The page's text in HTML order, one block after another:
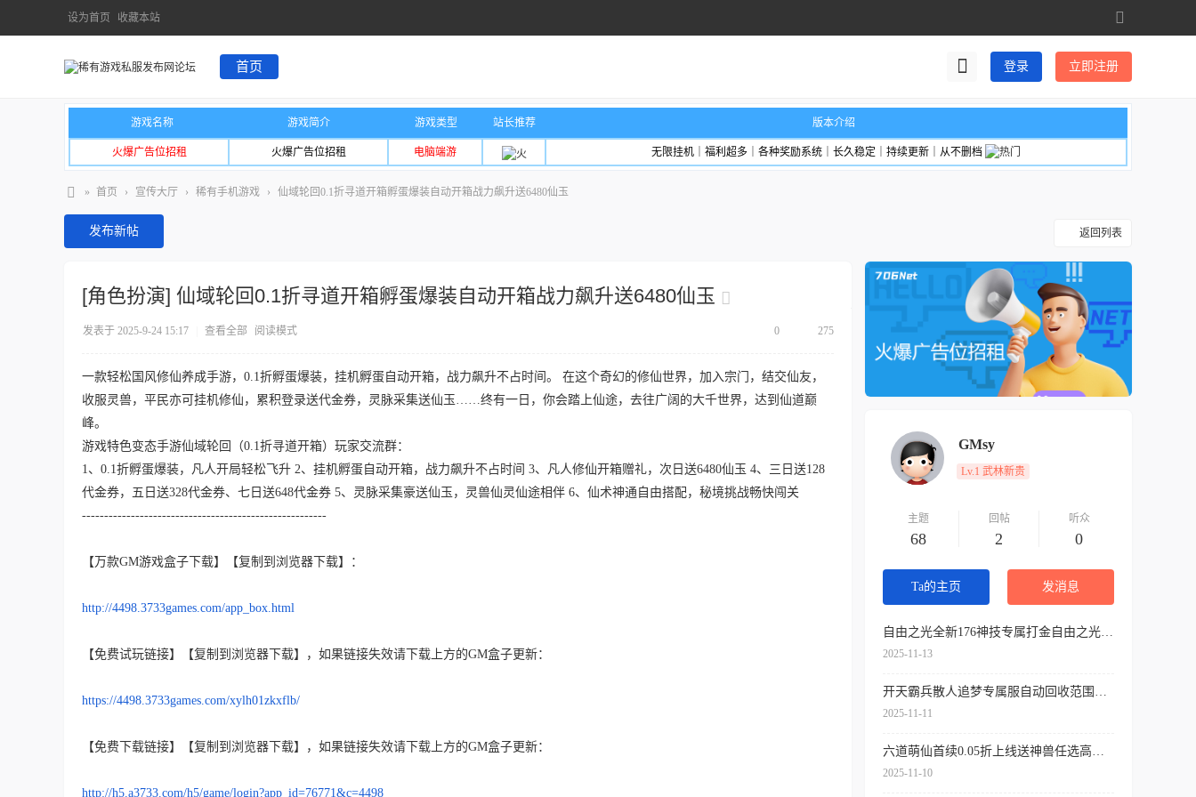
设为首页 收藏本站
切
换
到
宽
首页 登录 立即注册
游戏名称 游戏简介 游戏类型 站长推荐 版本介绍
火爆广告位招租 火爆广告位招租 电脑端游 无限挂机｜福利超多｜各种奖励系统｜长久稳定｜持续更新｜从不删档
» 首页 › 宣传大厅 › 稀有手机游戏 › 仙域轮回0.1折寻道开箱孵蛋爆装自动开箱战力飙升送6480仙玉
返回列表
发布新帖
[角色扮演] 仙域轮回0.1折寻道开箱孵蛋爆装自动开箱战力飙升送6480仙玉
275
0
发表于 2025-9-24 15:17 查看全部 阅读模式
一款轻松国风修仙养成手游，0.1折孵蛋爆装，挂机孵蛋自动开箱，战力飙升不占时间。 在这个奇幻的修仙世界，加入宗门，结交仙友，
收服灵兽，平民亦可挂机修仙，累积登录送代金券，灵脉采集送仙玉……终有一日，你会踏上仙途，去往广阔的大千世界，达到仙道巅
峰。
游戏特色变态手游仙域轮回（0.1折寻道开箱）玩家交流群：
1、0.1折孵蛋爆装，凡人开局轻松飞升 2、挂机孵蛋自动开箱，战力飙升不占时间 3、凡人修仙开箱赠礼，次日送6480仙玉 4、三日送128
代金券，五日送328代金券、七日送648代金券 5、灵脉采集豪送仙玉，灵兽仙灵仙途相伴 6、仙术神通自由搭配，秘境挑战畅快闯关
-------------------------------------------------------
【万款GM游戏盒子下载】【复制到浏览器下载】：
http://4498.3733games.com/app_box.html
【免费试玩链接】【复制到浏览器下载】，如果链接失效请下载上方的GM盒子更新：
https://4498.3733games.com/xylh01zkxflb/
【免费下载链接】【复制到浏览器下载】，如果链接失效请下载上方的GM盒子更新：
http://h5.a3733.com/h5/game/login?app_id=76771&c=4498
GMsy
Lv.1 武林新贵
主题
68
回帖
2
听众
0
Ta的主页 发消息
2025-11-13
2025-11-11
2025-11-10